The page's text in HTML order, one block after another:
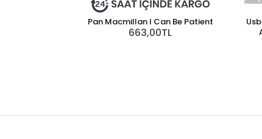
Pan Macmillan I Can Be Patient
663,00TL